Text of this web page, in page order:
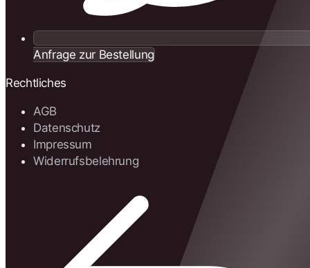
Anfrage zur Bestellung
Rechtliches
AGB
Datenschutz
Impressum
Widerrufsbelehrung